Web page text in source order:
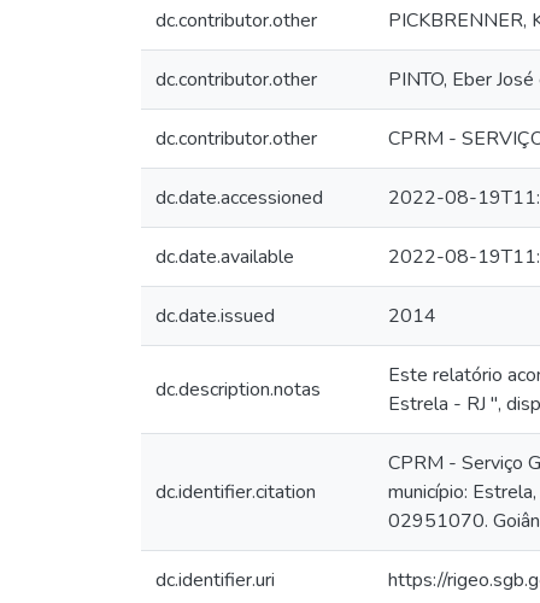
dc.contributor.other PICKBRENNER,
dc.contributor.other PINTO, Eber
dc.contributor.other CPRM -
dc.date.accessioned 2022-08-
dc.date.available 2022-08-
dc.date.issued 2014
dc.description.notas
Este relatório
Estrela - RJ ",
dc.identifier.citation
CPRM - Serviço
município:
02951070.
dc.identifier.uri https://